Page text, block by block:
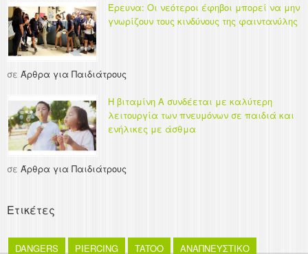
Έρευνα: Οι νεότεροι έφηβοι μπορεί να μην
γνωρίζουν τους κινδύνους της φαιντανύλης
σε Άρθρα για Παιδιάτρους
Η βιταμίνη Α συνδέεται με καλύτερη
λειτουργία των πνευμόνων σε παιδιά και
ενήλικες με άσθμα
σε Άρθρα για Παιδιάτρους
Ετικέτες
DANGERS PIERCING TATOO
ΑΝΑΠΝΕΥΣΤΙΚΟ